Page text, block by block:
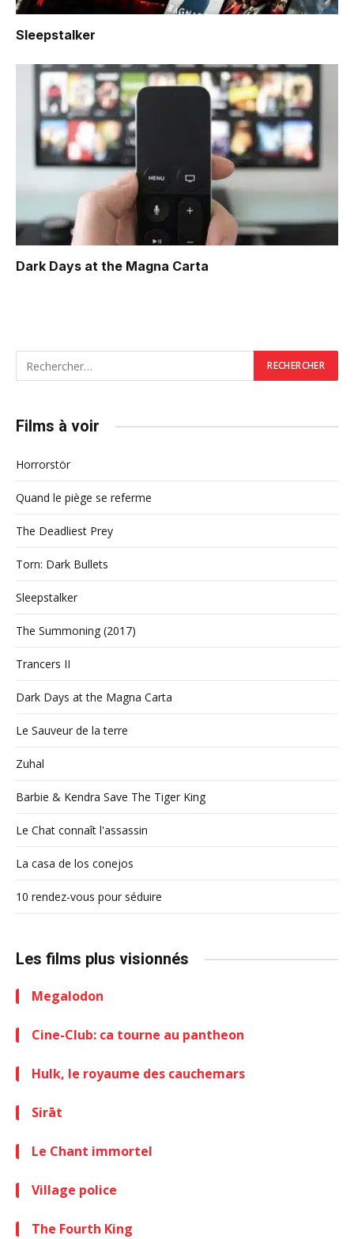
Sleepstalker
Dark Days at the Magna Carta
Films à voir
Horrorstör
Quand le piège se referme
The Deadliest Prey
Torn: Dark Bullets
Sleepstalker
The Summoning (2017)
Trancers II
Dark Days at the Magna Carta
Le Sauveur de la terre
Zuhal
Barbie & Kendra Save The Tiger King
Le Chat connaît l'assassin
La casa de los conejos
10 rendez-vous pour séduire
Les films plus visionnés
Megalodon
Cine-Club: ca tourne au pantheon
Hulk, le royaume des cauchemars
Sirāt
Le Chant immortel
Village police
The Fourth King